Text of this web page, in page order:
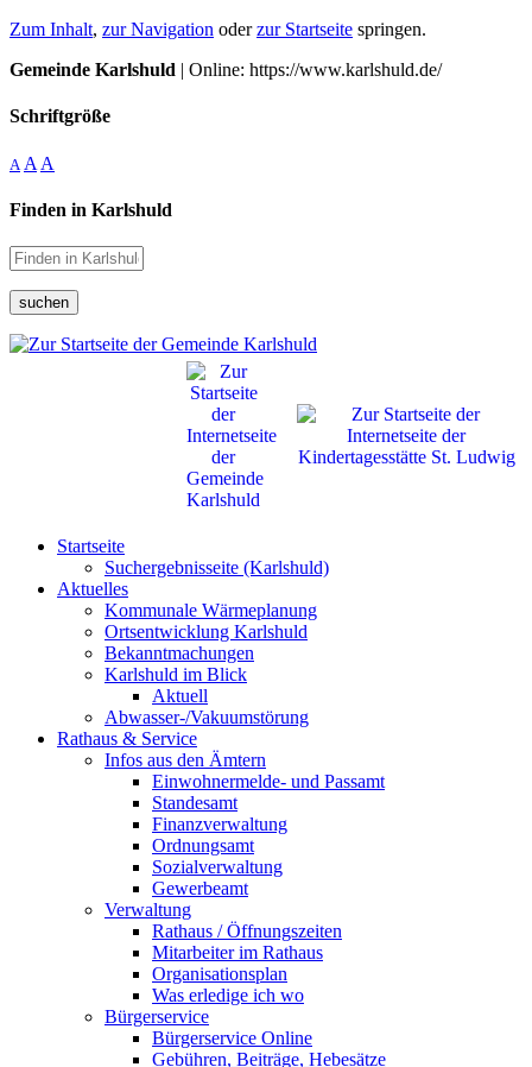
Zum Inhalt, zur Navigation oderzur Startseite springen.
Gemeinde Karlshuld | Online: https://www.karlshuld.de/
Schriftgröße
A A A
Finden in Karlshuld
suchen
Startseite
Suchergebnisseite (Karlshuld)
Aktuelles
Kommunale Wärmeplanung
Ortsentwicklung Karlshuld
Bekanntmachungen
Karlshuld im Blick
Aktuell
Abwasser-/Vakuumstörung
Rathaus & Service
Infos aus den Ämtern
Einwohnermelde- und Passamt
Standesamt
Finanzverwaltung
Ordnungsamt
Sozialverwaltung
Gewerbeamt
Verwaltung
Rathaus / Öffnungszeiten
Mitarbeiter im Rathaus
Organisationsplan
Was erledige ich wo
Bürgerservice
Bürgerservice Online
Gebühren, Beiträge, Hebesätze